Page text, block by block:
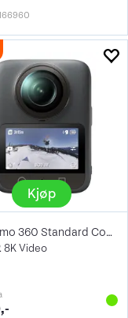
Kjøp
DJI Osmo 360 Standard Combo
8K Video